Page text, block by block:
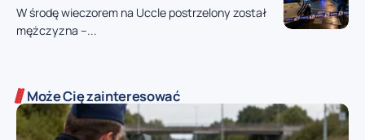
W środę wieczorem na Uccle postrzelony został
mężczyzna –...
Może Cię zainteresować